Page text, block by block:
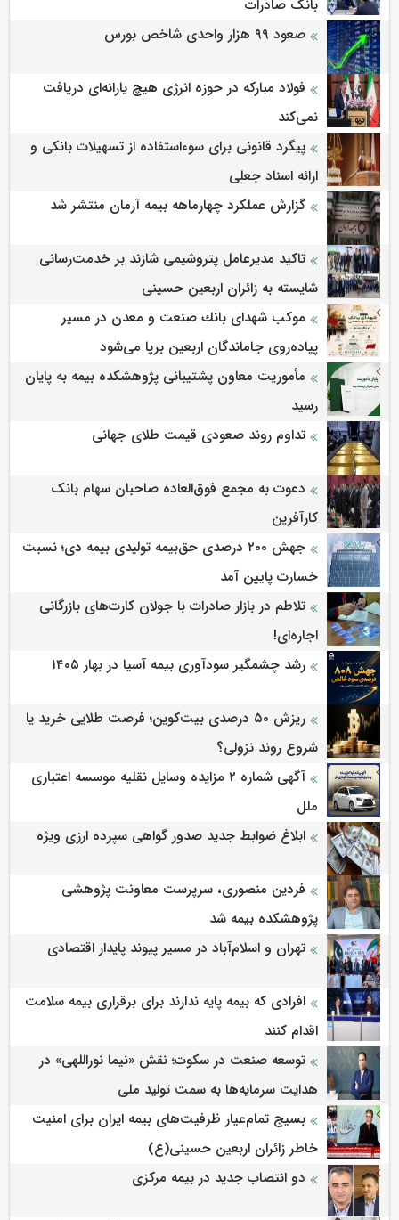
بانک صادرات
صعود ۹۹ هزار واحدی شاخص بورس
فولاد مبارکه در حوزه انرژی هیچ یارانه‌ای دریافت
نمی‌کند
پیگرد قانونی برای سوءاستفاده از تسهیلات بانکی و
ارائه اسناد جعلی
گزارش عملکرد چهارماهه بیمه آرمان منتشر شد
تاکید مدیرعامل پتروشیمی شازند بر خدمت‌رسانی
شایسته به زائران اربعین حسینی
موكب شهدای بانك صنعت و معدن در مسیر
پیاده‌روی جاماندگان اربعین برپا می‌شود
مأموریت معاون پشتیبانی پژوهشكده بیمه به پایان
رسید
تداوم روند صعودی قیمت طلای جهانی
دعوت به مجمع فوق‌العاده صاحبان سهام بانک
کارآفرین
جهش ۲۰۰ درصدی حق‌بیمه تولیدی بیمه دی؛ نسبت
خسارت پایین آمد
تلاطم در بازار صادرات با جولان کارت‌های بازرگانی
اجاره‌ای!
رشد چشمگیر سودآوری بیمه آسیا در بهار ۱۴۰۵
ریزش ۵۰ درصدی بیت‌کوین؛ فرصت طلایی خرید یا
شروع روند نزولی؟
آگهی شماره 2 مزایده وسایل نقلیه موسسه اعتباری
ملل
ابلاغ ضوابط جدید صدور گواهی سپرده ارزی ویژه
فردین منصوری، سرپرست معاونت پژوهشی
پژوهشكده بیمه شد
تهران و اسلام‌آباد در مسیر پیوند پایدار اقتصادی
افرادی که بیمه پایه ندارند برای برقراری بیمه سلامت
اقدام کنند
توسعه صنعت در سکوت؛ نقش «نیما نوراللهی» در
هدایت سرمایه‌ها به سمت تولید ملی
بسیج تمام‌عیار ظرفیت‌های بیمه ایران برای امنیت
خاطر زائران اربعین حسینی(ع)
دو انتصاب جدید در بیمه مرکزی